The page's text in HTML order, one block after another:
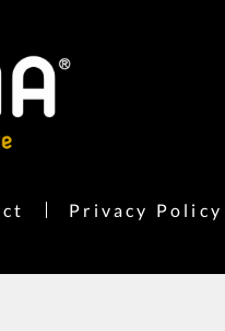
Privacy Policy